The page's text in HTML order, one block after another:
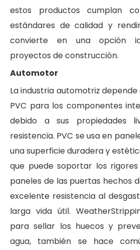
estos productos cumplan
estándares de calidad y
convierte en una opción
proyectos de construcción.
Automotor
La industria automotriz
PVC para los componentes
debido a sus propiedades
resistencia. PVC se usa en
una superficie duradera y
que puede soportar los rigores
paneles de las puertas hechos
excelente resistencia al
larga vida útil.
para sellar los huecos y
agua, también se hace